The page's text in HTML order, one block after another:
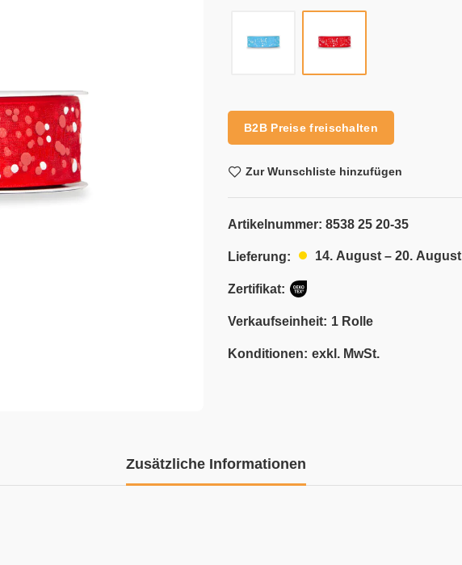
B2B Preise freischalten
Zur Wunschliste hinzufügen
Artikelnummer: 8538 25 20-35
Lieferung: 14. August – 20. August
Zertifikat:
Verkaufseinheit: 1 Rolle
Konditionen: exkl. MwSt.
Zusätzliche Informationen